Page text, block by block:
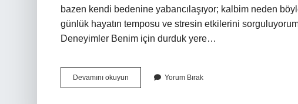
bazen kendi bedenine yabancılaşıyor; kalbim neden
günlük hayatın temposu ve stresin etkilerini
Deneyimler Benim için durduk yere…
Devamını okuyun
yere
Yorum Bırak